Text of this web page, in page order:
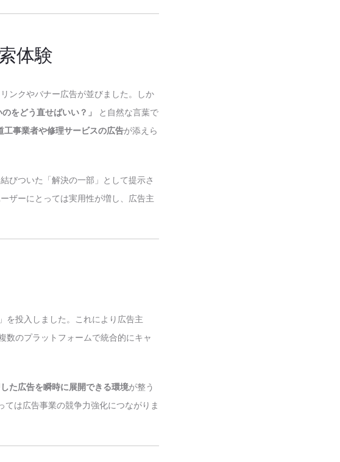
体験
ンクやバナー広告が並びました。しか
のをどう直せばいい？」
と自然な言葉で
工事業者や修理サービスの広告が添えら
びついた「解決の一部」として提示さ
ザーにとっては実用性が増し、広告主
を投入しました。これにより広告主
のプラットフォームで統合的にキャ
た広告を瞬時に展開できる環境が整う
は広告事業の競争力強化につながりま